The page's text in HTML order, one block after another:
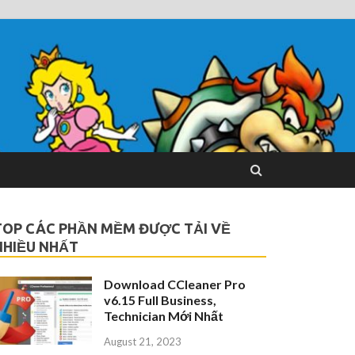
CÁC PHẦN MỀM ĐƯỢC TẢI VỀ
NHẤT
Download CCleaner Pro
v6.15 Full Business,
Technician Mới Nhất
August 21, 2023